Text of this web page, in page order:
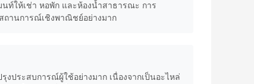
ท์ให้เช่า หอพัก และห้องน้ำสาธารณะ การ
ถานการณ์เชิงพาณิชย์อย่างมาก
ประสบการณ์ผู้ใช้อย่างมาก เนื่องจากเป็นอะไหล่